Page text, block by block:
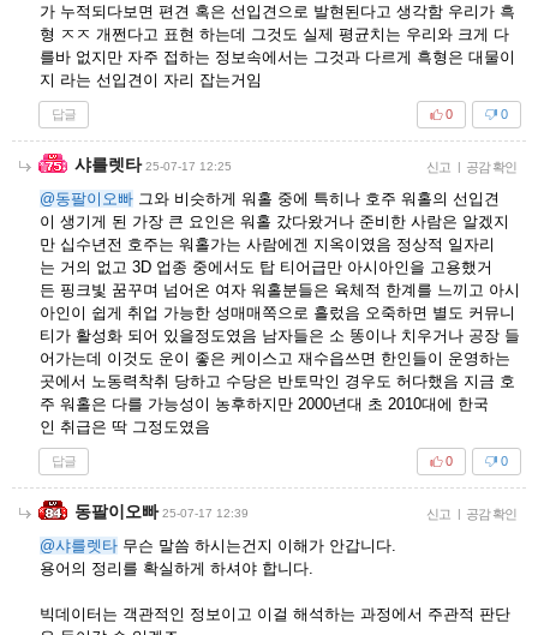
가 누적되다보면 편견 혹은 선입견으로 발현된다고 생각함 우리가 흑
형 ㅈㅈ 개쩐다고 표현 하는데 그것도 실제 평균치는 우리와 크게 다
를바 없지만 자주 접하는 정보속에서는 그것과 다르게 흑형은 대물이
지 라는 선입견이 자리 잡는거임
답글 0
0
샤를렛타 25-07-17 12:25 신고 | 공감 확인
@동팔이오빠 그와 비슷하게 워홀 중에 특히나 호주 워홀의 선입견
이 생기게 된 가장 큰 요인은 워홀 갔다왔거나 준비한 사람은 알겠지
만 십수년전 호주는 워홀가는 사람에겐 지옥이였음 정상적 일자리
는 거의 없고 3D 업종 중에서도 탑 티어급만 아시아인을 고용했거
든 핑크빛 꿈꾸며 넘어온 여자 워홀분들은 육체적 한계를 느끼고 아시
아인이 쉽게 취업 가능한 성매매쪽으로 흘렀음 오죽하면 별도 커뮤니
티가 활성화 되어 있을정도였음 남자들은 소 똥이나 치우거나 공장 들
어가는데 이것도 운이 좋은 케이스고 재수읍쓰면 한인들이 운영하는
곳에서 노동력착취 당하고 수당은 반토막인 경우도 허다했음 지금 호
주 워홀은 다를 가능성이 농후하지만 2000년대 초 2010대에 한국
인 취급은 딱 그정도였음
답글 0
0
동팔이오빠 25-07-17 12:39 신고 | 공감 확인
@샤를렛타 무슨 말씀 하시는건지 이해가 안갑니다.
용어의 정리를 확실하게 하셔야 합니다.
빅데이터는 객관적인 정보이고 이걸 해석하는 과정에서 주관적 판단